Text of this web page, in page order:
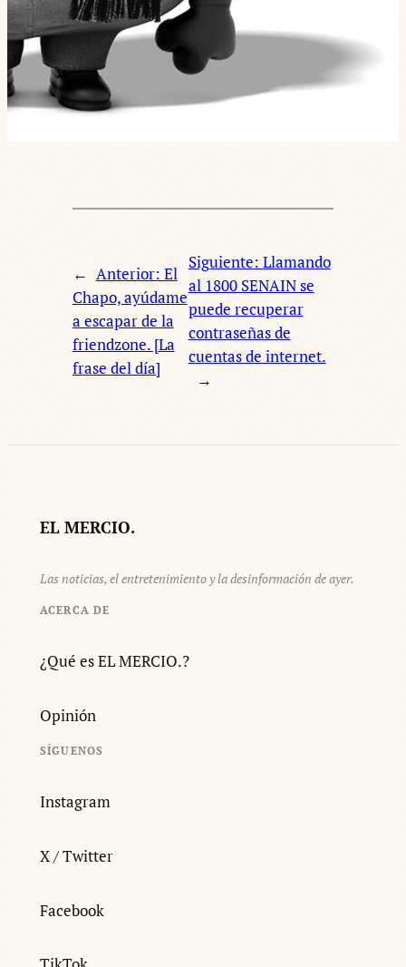
← Anterior: El
Chapo, ayúdame
a escapar de la
friendzone. [La
frase del día]
Siguiente: Llamando
al 1800 SENAIN se
puede recuperar
contraseñas de
cuentas de internet.
→
EL MERCIO.
Las noticias, el entretenimiento y la desinformación de ayer.
ACERCA DE
¿Qué es EL MERCIO.?
Opinión
SÍGUENOS
Instagram
X / Twitter
Facebook